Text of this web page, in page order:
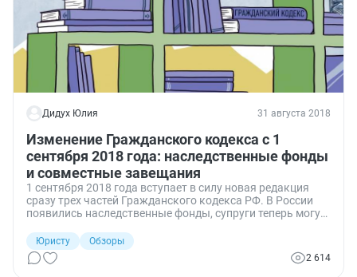
Дидух Юлия 31 августа 2018
Изменение Гражданского кодекса с 1
сентября 2018 года: наследственные фонды
и совместные завещания
1 сентября 2018 года вступает в силу новая редакция
сразу трех частей Гражданского кодекса РФ. В России
появились наследственные фонды, супруги теперь могут
и условия составления таких завещаний, а также
порядок управления наследственными фондами.
Юристу
Обзоры
2 614